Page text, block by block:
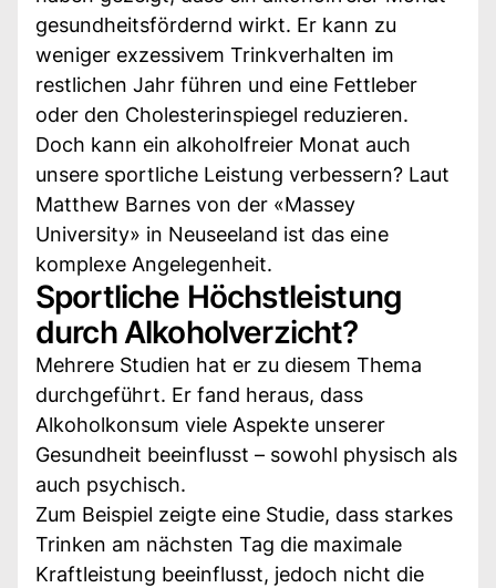
gesundheitsfördernd wirkt. Er kann zu
weniger exzessivem Trinkverhalten im
restlichen Jahr führen und eine Fettleber
oder den Cholesterinspiegel reduzieren.
Doch kann ein alkoholfreier Monat auch
unsere sportliche Leistung verbessern? Laut
Matthew Barnes von der «Massey
University» in Neuseeland ist das eine
komplexe Angelegenheit.
Sportliche Höchstleistung
durch Alkoholverzicht?
Mehrere Studien hat er zu diesem Thema
durchgeführt. Er fand heraus, dass
Alkoholkonsum viele Aspekte unserer
Gesundheit beeinflusst – sowohl physisch als
auch psychisch.
Zum Beispiel zeigte eine Studie, dass starkes
Trinken am nächsten Tag die maximale
Kraftleistung beeinflusst, jedoch nicht die